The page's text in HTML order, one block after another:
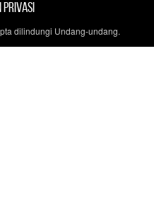
dilindungi Undang-undang.